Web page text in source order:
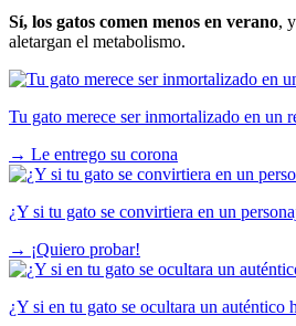
Sí, los gatos comen menos en verano,
aletargan el metabolismo.
Tu gato merece ser inmortalizado en un
→ Le entrego su corona
¿Y si tu gato se convirtiera en un
→ ¡Quiero probar!
¿Y si en tu gato se ocultara un auténtico